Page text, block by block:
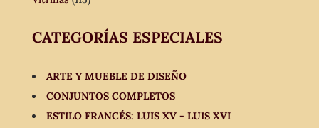
CATEGORÍAS ESPECIALES
ARTE Y MUEBLE DE DISEÑO
CONJUNTOS COMPLETOS
ESTILO FRANCÉS: LUIS XV - LUIS XVI